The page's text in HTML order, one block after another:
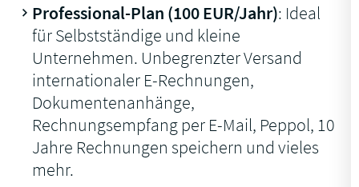
Professional-Plan (100 EUR/Jahr): Ideal
für Selbstständige und kleine
Unternehmen. Unbegrenzter Versand
internationaler E-Rechnungen,
Dokumentenanhänge,
Rechnungsempfang per E-Mail, Peppol, 10
Jahre Rechnungen speichern und vieles
mehr.